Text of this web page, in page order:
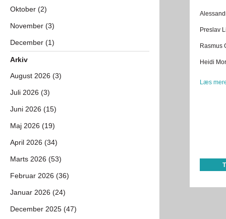
Preslav
Rasmus
Heidi
Læs
Oktober (2)
November (3)
December (1)
Arkiv
August 2026 (3)
Juli 2026 (3)
Juni 2026 (15)
Maj 2026 (19)
April 2026 (34)
Marts 2026 (53)
Februar 2026 (36)
Januar 2026 (24)
December 2025 (47)